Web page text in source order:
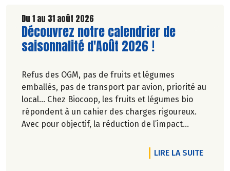
Du 1 au 31 août 2026
Lire la suite de l'article
Découvrez notre calendrier de
saisonnalité d'Août 2026 !
Refus des OGM, pas de fruits et légumes
emballés, pas de transport par avion, priorité au
local… Chez Biocoop, les fruits et légumes bio
répondent à un cahier des charges rigoureux.
Avec pour objectif, la réduction de l’impact
l’environnement. Parce que manger des produits
de qualité rime avec respect de la saisonnalité,
LIRE LA SUITEDE